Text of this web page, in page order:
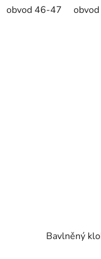
obvod 46-47
Bavlněný